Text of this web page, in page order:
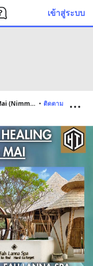
เข้าสู่ระบบ
Happy Trip Travel Agency Chiang Mai (Nimman) • ติดตาม